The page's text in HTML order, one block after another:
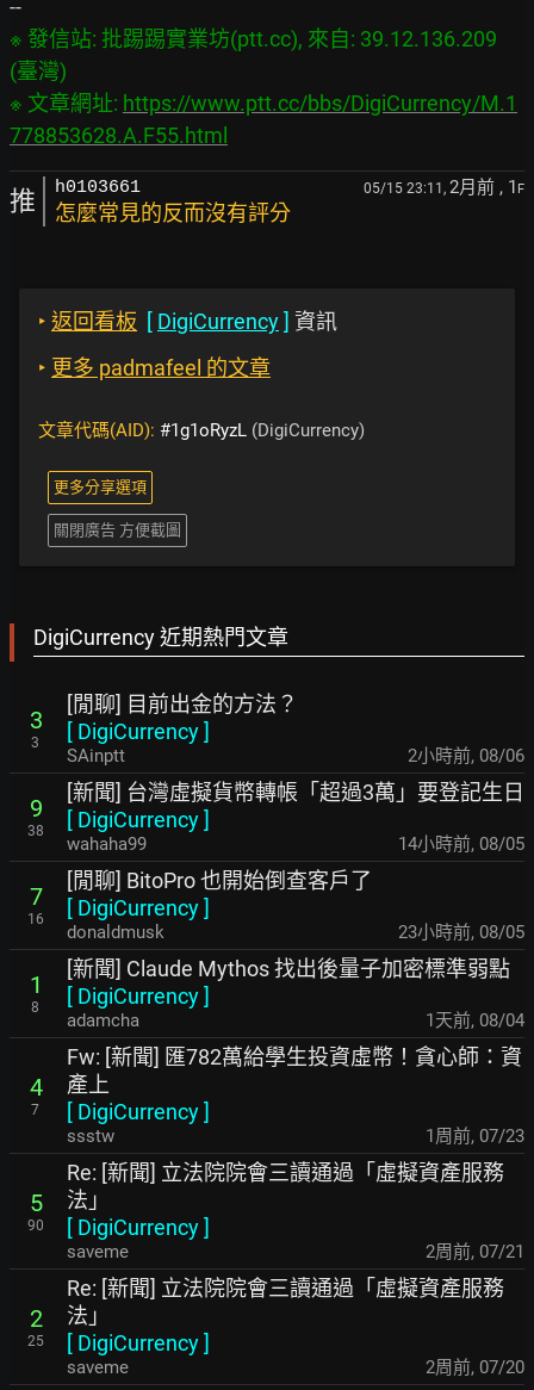
※ 發信站: 批踢踢實業坊(ptt.cc), 來自: 39.12.136.209
(臺灣)
※ 文章網址: https://www.ptt.cc/bbs/DigiCurrency/M.1
778853628.A.F55.html
推 h0103661 05/15 23:11, 2月前 , 1 F
怎麼常見的反而沒有評分
‣ 返回看板 [ DigiCurrency] 資訊
‣ 更多 padmafeel 的文章
文章代碼(AID): #1g1oRyzL (DigiCurrency)
更多分享選項
關閉廣告 方便截圖
DigiCurrency 近期熱門文章
3
3
[閒聊] 目前出金的方法？
[ DigiCurrency]
SAinptt 2小時前, 08/06
9
38
[新聞] 台灣虛擬貨幣轉帳「超過3萬」要登記生日
[ DigiCurrency]
wahaha99 14小時前, 08/05
7
16
[閒聊] BitoPro 也開始倒查客戶了
[ DigiCurrency]
donaldmusk 23小時前, 08/05
1
8
[新聞] Claude Mythos 找出後量子加密標準弱點
[ DigiCurrency]
adamcha 1天前, 08/04
4
7
Fw: [新聞] 匯782萬給學生投資虛幣！貪心師：資
產上
[ DigiCurrency]
ssstw 1周前, 07/23
5
90
Re: [新聞] 立法院院會三讀通過「虛擬資產服務
法」
[ DigiCurrency]
saveme 2周前, 07/21
2
25
Re: [新聞] 立法院院會三讀通過「虛擬資產服務
法」
[ DigiCurrency]
saveme 2周前, 07/20